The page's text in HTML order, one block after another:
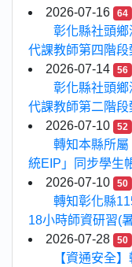
2026-07-16
64
彰化縣社頭
代課教師第四階段
2026-07-14
56
彰化縣社頭
代課教師第二階段
2026-07-10
52
轉知本縣所
統EIP」同步學生
2026-07-10
50
轉知彰化縣
18小時師資研習(
2026-07-28
50
【資通安全